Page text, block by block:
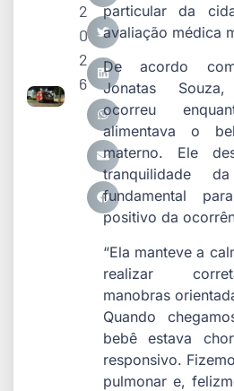
2
0
2
6
particular da
avaliação médica
De acordo
Jonatas
ocorreu
alimentava o
materno. Ele
tranquilidade
fundamental
positivo da
“Ela manteve a
realizar
manobras
Quando
bebê estava
responsivo.
pulmonar e,